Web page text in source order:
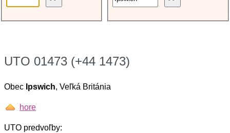
UTO 01473 (+44 1473)
Obec Ipswich, Veľká Británia
hore
UTO predvoľby: